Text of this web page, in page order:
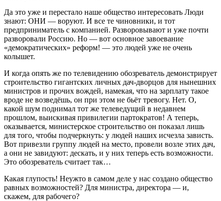
Да это уже и перестало наше общество интересовать Люди
знают: ОНИ — воруют. И все те чиновники, и тот
предприниматель с компанией. Разворовывают и уже почти
разворовали Россию. Но — вот основное завоевание
«демократических» реформ! — это людей уже не очень
колышет.
И когда опять же по телевидению обозреватель демонстрирует
строительство гигантских личных дач-дворцов для нынешних
министров и прочих вождей, намекая, что на зарплату такое
вроде не возведёшь, он при этом не бьёт тревогу. Нет. О,
какой шум поднимал тот же телеведущий в недавнем
прошлом, выискивая привилегии партократов! А теперь,
оказывается, министерское строительство он показал лишь
для того, чтобы подчеркнуть: у людей наших исчезла зависть.
Вот привезли группу людей на место, провели возле этих дач,
а они не завидуют: дескать, и у них теперь есть возможности.
Это обозреватель считает так…
Какая глупость! Неужто в самом деле у нас создано общество
равных возможностей? Для министра, директора — и,
скажем, для рабочего?